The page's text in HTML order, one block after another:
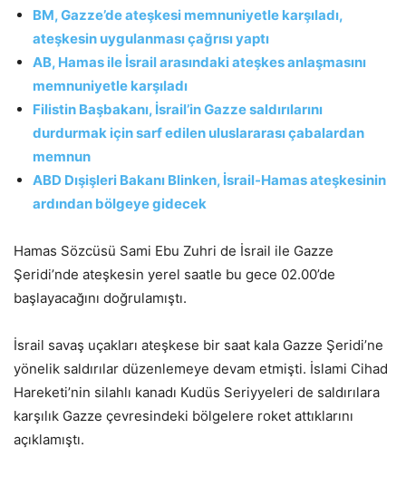
BM, Gazze’de ateşkesi memnuniyetle karşıladı,
ateşkesin uygulanması çağrısı yaptı
AB, Hamas ile İsrail arasındaki ateşkes anlaşmasını
memnuniyetle karşıladı
Filistin Başbakanı, İsrail’in Gazze saldırılarını
durdurmak için sarf edilen uluslararası çabalardan
memnun
ABD Dışişleri Bakanı Blinken, İsrail-Hamas ateşkesinin
ardından bölgeye gidecek
Hamas Sözcüsü Sami Ebu Zuhri de İsrail ile Gazze
Şeridi’nde ateşkesin yerel saatle bu gece 02.00’de
başlayacağını doğrulamıştı.
İsrail savaş uçakları ateşkese bir saat kala Gazze Şeridi’ne
yönelik saldırılar düzenlemeye devam etmişti. İslami Cihad
Hareketi’nin silahlı kanadı Kudüs Seriyyeleri de saldırılara
karşılık Gazze çevresindeki bölgelere roket attıklarını
açıklamıştı.